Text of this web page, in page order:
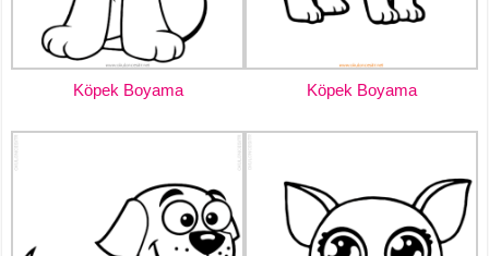
Köpek Boyama Köpek Boyama